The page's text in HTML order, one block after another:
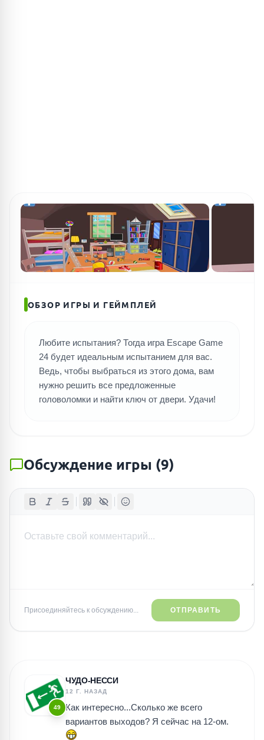
ОБЗОР ИГРЫ И ГЕЙМПЛЕЙ
Любите испытания? Тогда игра Escape Game
24 будет идеальным испытанием для вас.
Ведь, чтобы выбраться из этого дома, вам
нужно решить все предложенные
головоломки и найти ключ от двери. Удачи!
Обсуждение игры (9)
Присоединяйтесь к обсуждению... ОТПРАВИТЬ
49
ЧУДО-НЕССИ
12 Г. НАЗАД
Как интересно...Сколько же всего
вариантов выходов? Я сейчас на 12-ом.